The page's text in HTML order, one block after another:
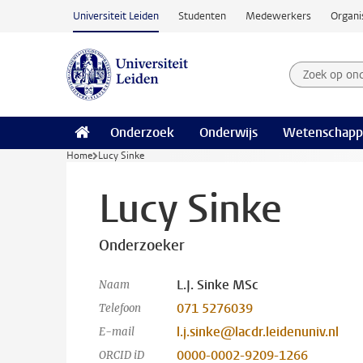
Ga naar hoofdinhoud
Universiteit Leiden Studenten Medewerkers
Zoek op
Zoekterm
Onderzoek Onderwijs
Home Lucy Sinke
Lucy Sinke
Onderzoeker
Naam L.J. Sinke MSc
Telefoon 071 5276039
E-mail l.j.sinke@lacdr.leidenuniv.nl
ORCID iD 0000-0002-9209-1266